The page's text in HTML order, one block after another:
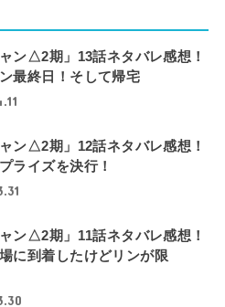
ャン△2期」13話ネタバレ感想！
最終日！そして帰宅
ャン△2期」12話ネタバレ感想！
ライズを決行！
ャン△2期」11話ネタバレ感想！
に到着したけどリンが限